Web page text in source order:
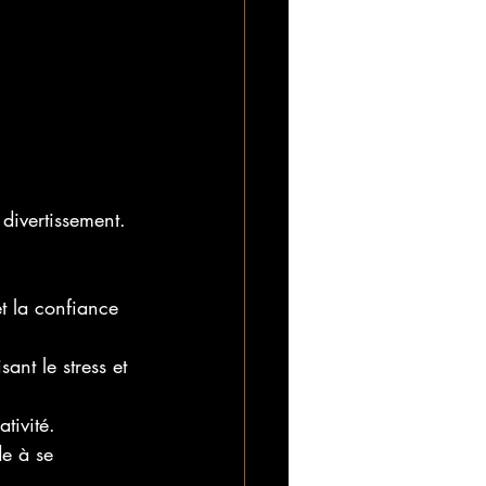
la confiance
le stress et
à se